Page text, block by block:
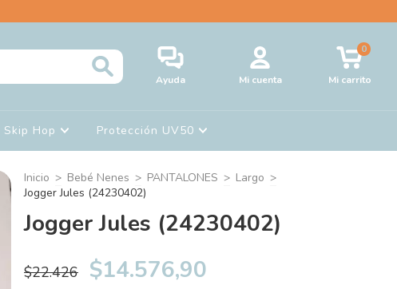
Ayuda Mi cuenta Mi carrito
0
Skip Hop Protección UV50
Inicio > Bebé Nenes > PANTALONES > Largo >
Jogger Jules (24230402)
Jogger Jules (24230402)
$22.426 $14.576,90